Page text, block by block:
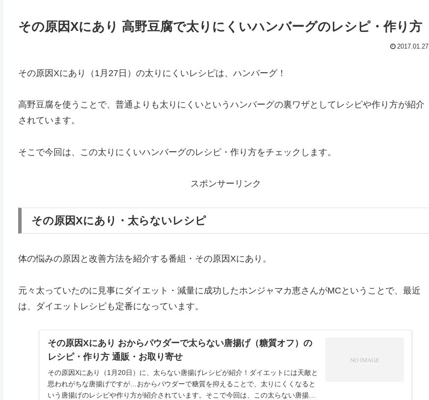
その原因Xにあり 高野豆腐で太りにくいハンバーグのレシピ・作り方
2017.01.27
その原因Xにあり（1月27日）の太りにくいレシピは、ハンバーグ！
高野豆腐を使うことで、普通よりも太りにくいというハンバーグの裏ワザとしてレシピや作り方が紹介
されています。
そこで今回は、この太りにくいハンバーグのレシピ・作り方をチェックします。
スポンサーリンク
その原因Xにあり・太らないレシピ
体の悩みの原因と改善方法を紹介する番組・その原因Xにあり。
元々太っていたのに見事にダイエット・減量に成功したホンジャマカ恵さんがMCということで、最近
は、ダイエットレシピも定番になっています。
その原因Xにあり おからパウダーで太らない唐揚げ（糖質オフ）の
レシピ・作り方 通販・お取り寄せ
その原因Xにあり（1月20日）に、太らない唐揚げレシピが紹介！ダイエットには天敵と
思われがちな唐揚げですが…おからパウダーで糖質を抑えることで、太りにくくなると
いう唐揚げのレシピや作り方が紹介されています。そこで今回は、この太らない唐揚げ